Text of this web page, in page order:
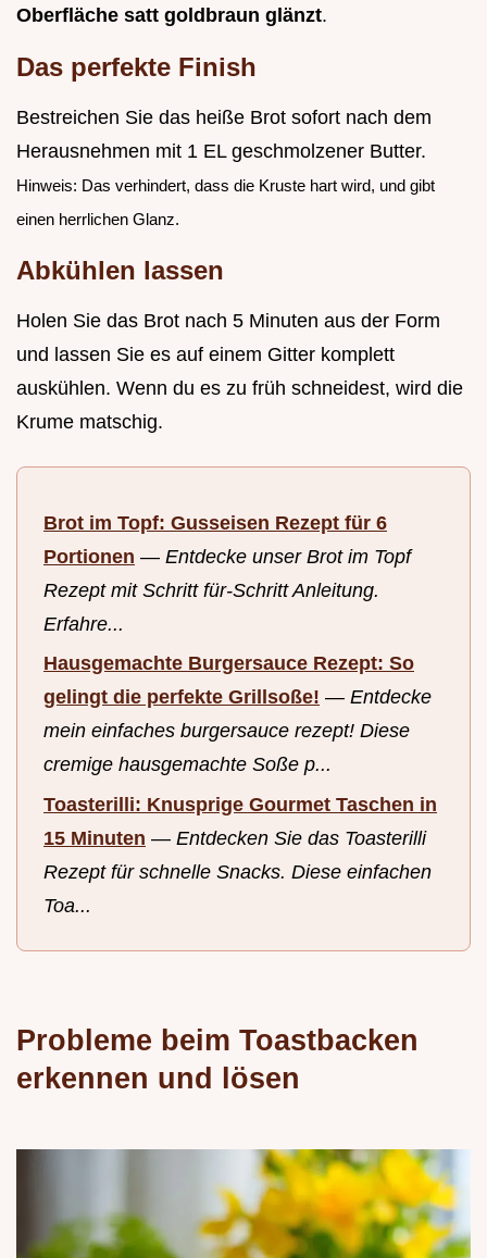
Oberfläche satt goldbraun glänzt.
Das perfekte Finish
Bestreichen Sie das heiße Brot sofort nach dem
Herausnehmen mit 1 EL geschmolzener Butter.
Hinweis: Das verhindert, dass die Kruste hart wird, und gibt
einen herrlichen Glanz.
Abkühlen lassen
Holen Sie das Brot nach 5 Minuten aus der Form
und lassen Sie es auf einem Gitter komplett
auskühlen. Wenn du es zu früh schneidest, wird die
Krume matschig.
Brot im Topf: Gusseisen Rezept für 6
Portionen — Entdecke unser Brot im Topf
Rezept mit Schritt für-Schritt Anleitung.
Erfahre...
Hausgemachte Burgersauce Rezept: So
gelingt die perfekte Grillsoße! — Entdecke
mein einfaches burgersauce rezept! Diese
cremige hausgemachte Soße p...
Toasterilli: Knusprige Gourmet Taschen in
15 Minuten — Entdecken Sie das Toasterilli
Rezept für schnelle Snacks. Diese einfachen
Toa...
Probleme beim Toastbacken
erkennen und lösen